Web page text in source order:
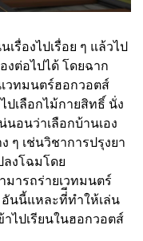
เรื่องไปเรื่อย ๆ แล้วไป
งต่อไปได้ โดยฉาก
เวทมนตร์ฮอกวอตส์
ปเลือกไม้กายสิทธิ์ นั่ง
นอนว่าเลือกบ้านเอง
ๆ เช่นวิชาการปรุงยา
ลงโฉมโดย
มารถร่ายเวทมนตร์
นนี้แหละที่ีทำให้เล่น
ไปเรียนในฮอกวอตส์